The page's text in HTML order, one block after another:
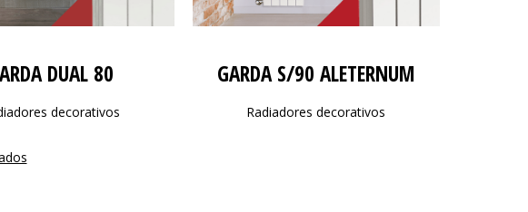
DUAL 80
decorativos
GARDA S/90 ALETERNUM
Radiadores decorativos